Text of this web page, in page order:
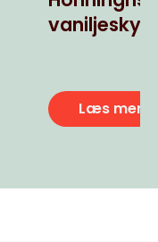
vaniljeskyr
Læs mere